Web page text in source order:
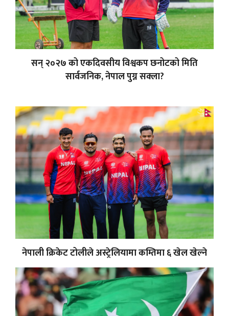
सन् २०२७ को एकदिवसीय विश्वकप छनोटको मिति
सार्वजनिक, नेपाल पुग्न सक्ला?
नेपाली क्रिकेट टोलीले अस्ट्रेलियामा कम्तिमा ६ खेल खेल्ने